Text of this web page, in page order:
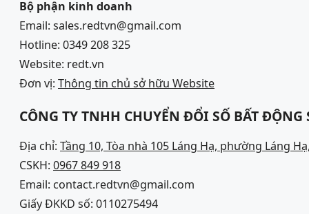
Bộ phận kinh doanh
Email: sales.redtvn@gmail.com
Hotline: 0349 208 325
Website: redt.vn
Đơn vị: Thông tin chủ sở hữu Website
CÔNG TY TNHH CHUYỂN ĐỔI SỐ BẤT ĐỘNG
Địa chỉ: Tầng 10, Tòa nhà 105 Láng Hạ, phường Láng
CSKH: 0967 849 918
Email: contact.redtvn@gmail.com
Giấy ĐKKD số: 0110275494